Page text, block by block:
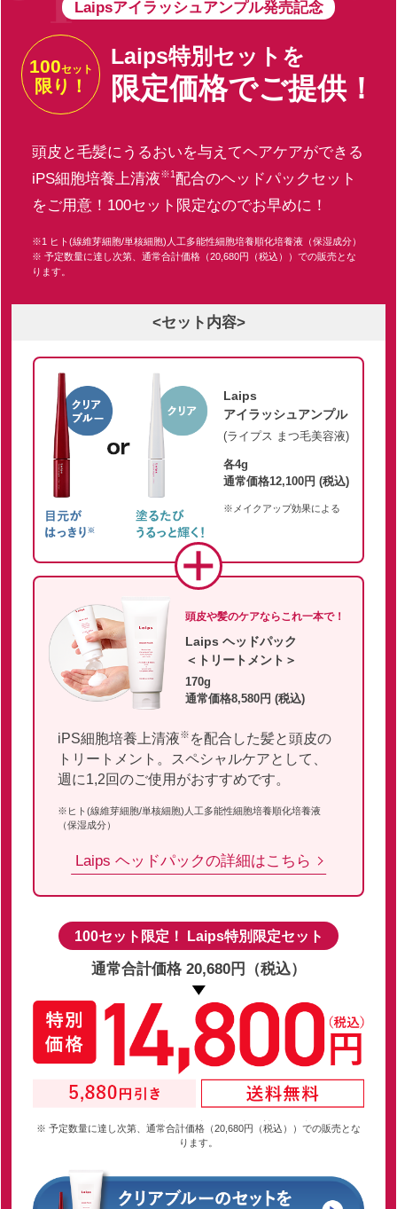
Laipsアイラッシュアンプル発売記念
100セット
限り！
Laips特別セットを
限定価格でご提供！
頭皮と毛髪にうるおいを与えてヘアケアができる
iPS細胞培養上清液※1配合のヘッドパックセット
をご用意！100セット限定なのでお早めに！
※1 ヒト(線維芽細胞/単核細胞)人工多能性細胞培養順化培養液（保湿成分）
※ 予定数量に達し次第、通常合計価格（20,680円（税込））での販売とな
ります。
<セット内容>
Laips
アイラッシュアンプル
(ライプス まつ毛美容液)
各4g
通常価格12,100円 (税込)
※メイクアップ効果による
頭皮や髪のケアならこれ一本で！
Laips ヘッドパック
＜トリートメント＞
170g
通常価格8,580円 (税込)
iPS細胞培養上清液※ を配合した髪と頭皮の
トリートメント。スペシャルケアとして、
週に1,2回のご使用がおすすめです。
※ヒト(線維芽細胞/単核細胞)人工多能性細胞培養順化培養液
（保湿成分）
Laips ヘッドパックの詳細はこちら
100セット限定！ Laips特別限定セット
通常合計価格 20,680円（税込）
※ 予定数量に達し次第、通常合計価格（20,680円（税込））での販売とな
ります。